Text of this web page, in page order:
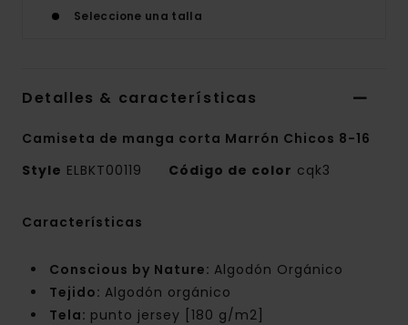
Seleccione una talla
Detalles & características
Camiseta de manga corta Marrón Chicos 8-16
Style ELBKT00119 Código de color cqk3
Características
Conscious by Nature: Algodón Orgánico
Tejido: Algodón orgánico
Tela: punto jersey [180 g/m2]